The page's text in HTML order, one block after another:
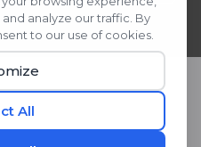
ンまたはクリック
All rights reserved.
医薬品局（FDA）による評価を受